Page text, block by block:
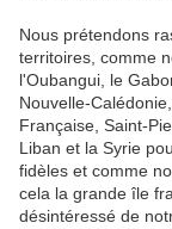
Nous prétendons
territoires, comme
l'Oubangui, le
Nouvelle-
Française, Saint-
Liban et la Syrie
fidèles et comme
cela la grande île
désintéressé de